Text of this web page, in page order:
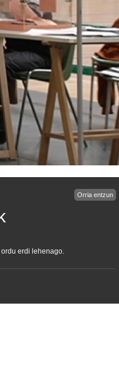
Orria entzun
erdi lehenago.